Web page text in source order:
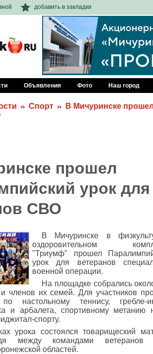
добавить в закладки
Объявления Фото Наш город
Спорт
В Мичуринске
прошел
урок для
СВО
В Мичуринске в
оздоровительном
"Триумф" прошел
урок для ветеранов
военной операции.
На площадке собрались
членов их семей. Для участников
по настольному теннису, гребле-
и арбалета, спортивному метанию
спорту.
урока состоялся товарищеский
между командами
областей.